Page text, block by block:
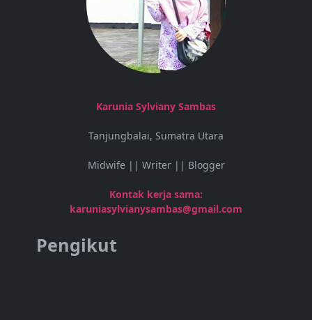
Karunia Sylviany Sambas
Tanjungbalai, Sumatra Utara
Midwife || Writer || Blogger
Kontak kerja sama:
karuniasylvianysambas@gmail.com
Pengikut